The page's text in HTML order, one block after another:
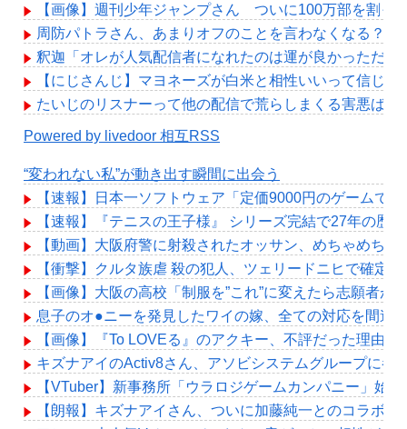
【画像】週刊少年ジャンプさん ついに100万部を割っ
周防パトラさん、あまりオフのことを言わなくなる？
釈迦「オレが人気配信者になれたのは運が良かっただけ
【にじさんじ】マヨネーズが白米と相性いいって信じ難
たいじのリスナーって他の配信で荒らしまくる害悪ばっ
Powered by livedoor 相互RSS
“変われない私”が動き出す瞬間に出会う
【速報】日本一ソフトウェア「定価9000円のゲームで
【速報】『テニスの王子様』 シリーズ完結で27年の歴
【動画】大阪府警に射殺されたオッサン、めちゃめちゃ
【衝撃】クルタ族虐 殺の犯人、ツェリードニヒで確定
【画像】大阪の高校「制服を”これ”に変えたら志願者が
息子のオ●ニーを発見したワイの嫁、全ての対応を間違
【画像】『To LOVEる』のアクキー、不評だった理由が
キズナアイのActiv8さん、アソビシステムグループに参
【VTuber】新事務所「ウラロジゲームカンパニー」始
【朗報】キズナアイさん、ついに加藤純一とのコラボ